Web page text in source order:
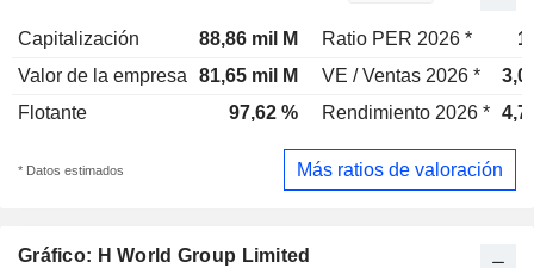
Capitalización 88,86 mil M Ratio PER 2026 *
Valor de la empresa
81,65 mil M VE / Ventas 2026 *
Flotante
97,62 % Rendimiento 2026 * 4,7
* Datos estimados Más ratios de valoración
Gráfico: H World Group Limited